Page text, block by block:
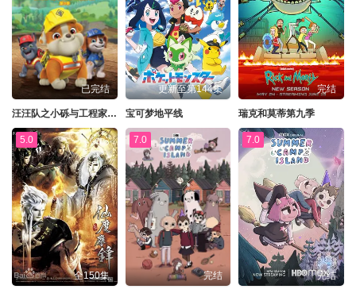
已完结
汪汪队之小砾与工程家族第三季国语
更新至第144集
宝可梦地平线
完结
瑞克和莫蒂第九季
5.0
全150集
7.0
完结
7.0
完结